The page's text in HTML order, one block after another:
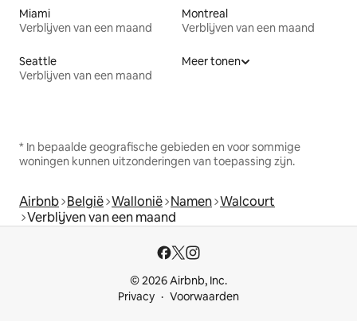
Miami
Verblijven van een maand
Montreal
Verblijven van een maand
Seattle
Verblijven van een maand
Meer tonen
* In bepaalde geografische gebieden en voor sommige
woningen kunnen uitzonderingen van toepassing zijn.
Airbnb België Wallonië Namen Walcourt
Verblijven van een maand
© 2026 Airbnb, Inc.
Privacy
Voorwaarden